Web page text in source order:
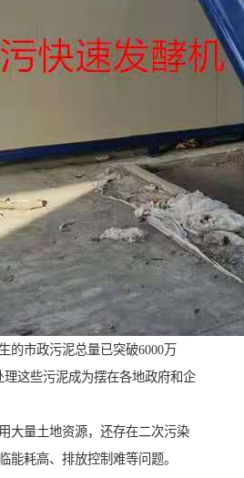
的市政污泥总量已突破6000万
这些污泥成为摆在各地政府和企
大量土地资源，还存在二次污染
能耗高、排放控制难等问题。